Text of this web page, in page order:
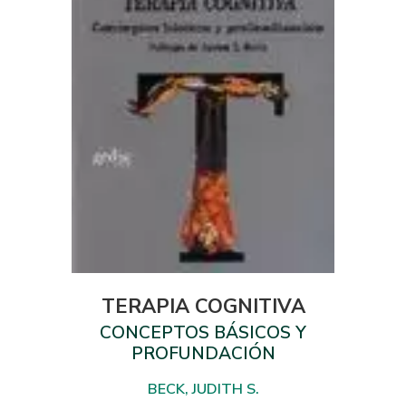
TERAPIA COGNITIVA
CONCEPTOS BÁSICOS Y
PROFUNDACIÓN
BECK, JUDITH S.